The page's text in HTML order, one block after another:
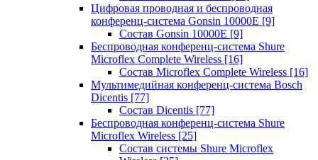
Цифровая проводная и беспроводная
конференц-система Gonsin 10000E [9]
Состав Gonsin 10000E [9]
Беспроводная конференц-система Shure
Microflex Complete Wireless [16]
Состав Microflex Complete Wireless [16]
Мультимедийная конференц-система Bosch
Dicentis [77]
Состав Dicentis [77]
Беспроводная конференц-система Shure
Microflex Wireless [25]
Состав системы Shure Microflex